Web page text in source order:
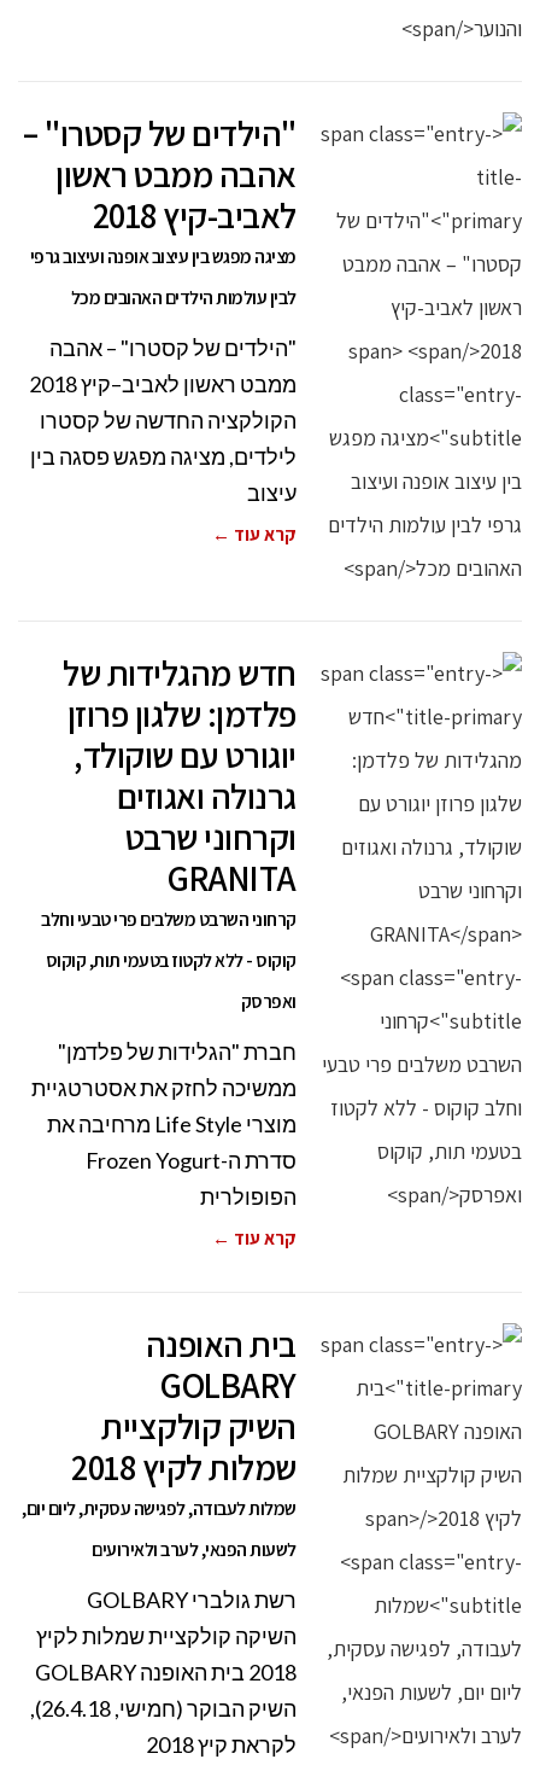
"הילדים של קסטרו" –
אהבה ממבט ראשון
לאביב-קיץ 2018
מציגה מפגש בין עיצוב אופנה ועיצוב גרפי
לבין עולמות הילדים האהובים מכל
"הילדים של קסטרו" – אהבה
ממבט ראשון לאביב–קיץ 2018
הקולקציה החדשה של קסטרו
לילדים, מציגה מפגש פסגה בין
עיצוב
קרא עוד ←
חדש מהגלידות של
פלדמן: שלגון פרוזן
יוגורט עם שוקולד,
גרנולה ואגוזים
וקרחוני שרבט
GRANITA
קרחוני השרבט משלבים פרי טבעי וחלב
קוקוס - ללא לקטוז בטעמי תות, קוקוס
ואפרסק
חברת "הגלידות של פלדמן"
ממשיכה לחזק את אסטרטגיית
מוצרי Life Style מרחיבה את
סדרת ה-Frozen Yogurt
הפופולרית
קרא עוד ←
בית האופנה
GOLBARY
השיק קולקציית
שמלות לקיץ 2018
שמלות לעבודה, לפגישה עסקית, ליום יום,
לשעות הפנאי, לערב ולאירועים
רשת גולברי GOLBARY
השיקה קולקציית שמלות לקיץ
2018 בית האופנה GOLBARY
השיק הבוקר (חמישי, 26.4.18),
לקראת קיץ 2018